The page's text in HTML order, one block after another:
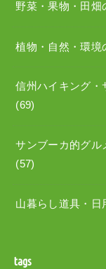
野菜・果物・田畑
植物・自然・環境
信州ハイキング・
(69)
サンブーカ的グル
(57)
山暮らし道具・日
tags